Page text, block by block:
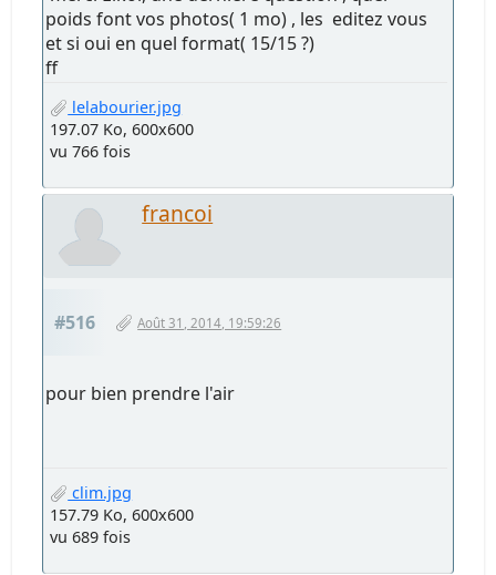
poids font vos photos( 1 mo) , les editez vous
et si oui en quel format( 15/15 ?)
ff
lelabourier.jpg
197.07 Ko, 600x600
vu 766 fois
francoi
#516 Août 31, 2014, 19:59:26
pour bien prendre l'air
clim.jpg
157.79 Ko, 600x600
vu 689 fois